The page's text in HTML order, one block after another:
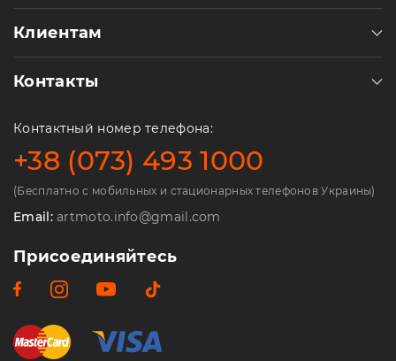
Клиентам
Контакты
Контактный номер телефона:
+38 (073) 493 1000
(Бесплатно с мобильных и стационарных телефонов Украины)
Email:artmoto.info@gmail.com
Присоединяйтесь